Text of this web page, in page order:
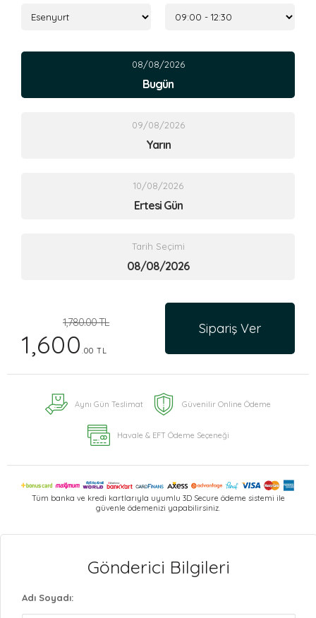
08/08/2026
Bugün
09/08/2026
Yarın
10/08/2026
Ertesi Gün
Tarih Seçimi
1,780.00 TL
1,600 .00 TL
Sipariş Ver
Aynı Gün Teslimat Güvenilir Online Ödeme
Havale & EFT Ödeme Seçeneği
Tüm banka ve kredi kartlarıyla uyumlu 3D Secure ödeme sistemi ile
güvenle ödemenizi yapabilirsiniz.
Gönderici Bilgileri
Adı Soyadı: